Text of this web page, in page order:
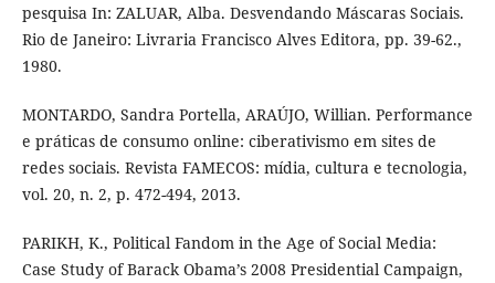
pesquisa In: ZALUAR, Alba. Desvendando Máscaras Sociais.
Rio de Janeiro: Livraria Francisco Alves Editora, pp. 39-62.,
1980.
MONTARDO, Sandra Portella, ARAÚJO, Willian. Performance
e práticas de consumo online: ciberativismo em sites de
redes sociais. Revista FAMECOS: mídia, cultura e tecnologia,
vol. 20, n. 2, p. 472-494, 2013.
PARIKH, K., Political Fandom in the Age of Social Media:
Case Study of Barack Obama’s 2008 Presidential Campaign,